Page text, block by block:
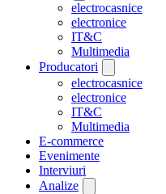
electrocasnice
electronice
IT&C
Multimedia
Producatori
electrocasnice
electronice
IT&C
Multimedia
E-commerce
Evenimente
Interviuri
Analize